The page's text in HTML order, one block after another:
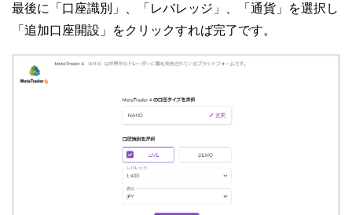
最後に「口座識別」、「レバレッジ」、「通貨」を選択し
「追加口座開設」をクリックすれば完了です。